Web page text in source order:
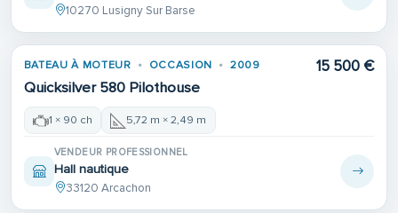
10270 Lusigny Sur Barse
BATEAU À MOTEUR OCCASION 2009
Quicksilver 580 Pilothouse
15 500 €
1 × 90 ch 5,72 m × 2,49 m
VENDEUR PROFESSIONNEL
Hall nautique
33120 Arcachon